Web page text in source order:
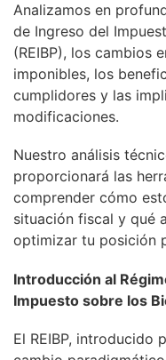
Analizamos en
de Ingreso del
(REIBP), los cambios
imponibles, los
cumplidores y las
modificaciones.
Nuestro análisis
proporcionará las
comprender cómo
situación fiscal y qué
optimizar tu posición
Introducción al
Impuesto sobre los
El REIBP, introducido